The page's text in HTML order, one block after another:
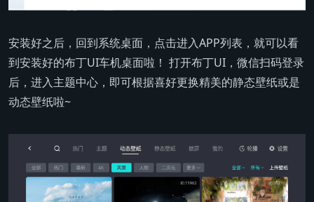
安装好之后，回到系统桌面，点击进入APP列表，就可以看
到安装好的布丁UI车机桌面啦！ 打开布丁UI，微信扫码登录
后，进入主题中心，即可根据喜好更换精美的静态壁纸或是
动态壁纸啦~